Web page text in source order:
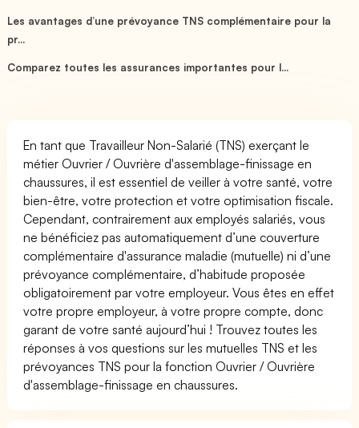
Les avantages d’une prévoyance TNS complémentaire pour la
pr...
Comparez toutes les assurances importantes pour l...
En tant que Travailleur Non-Salarié (TNS) exerçant le
métier Ouvrier / Ouvrière d'assemblage-finissage en
chaussures, il est essentiel de veiller à votre santé, votre
bien-être, votre protection et votre optimisation fiscale.
Cependant, contrairement aux employés salariés, vous
ne bénéficiez pas automatiquement d’une couverture
complémentaire d'assurance maladie (mutuelle) ni d’une
prévoyance complémentaire, d’habitude proposée
obligatoirement par votre employeur. Vous êtes en effet
votre propre employeur, à votre propre compte, donc
garant de votre santé aujourd’hui ! Trouvez toutes les
réponses à vos questions sur les mutuelles TNS et les
prévoyances TNS pour la fonction Ouvrier / Ouvrière
d'assemblage-finissage en chaussures.